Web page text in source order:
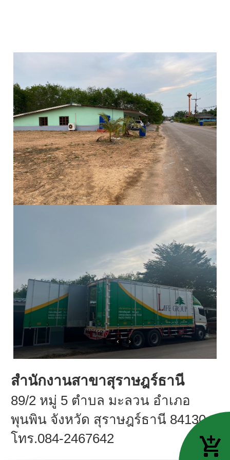
สำนักงานสาขาสุราษฎร์ธานี
89/2 หมู่ 5 ตำบล มะลวน อำเภอ
พุนพิน จังหวัด สุราษฎร์ธานี 84130
โทร.084-2467642